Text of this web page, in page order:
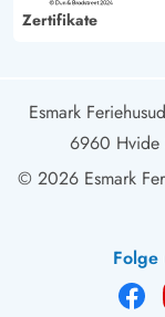
Zertifikate
Esmark
6960 Hvide
© 2026 Esmark
Folge